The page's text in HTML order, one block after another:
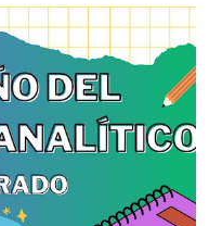
en el día a día la práctica
tanto a docentes
de trabajo acorde a
Agradecemos a los
ya que gracias a su
estas planeaciones
solo los compartimos con